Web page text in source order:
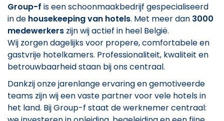
Group-f is een schoonmaakbedrijf gespecialiseerd
in de housekeeping van hotels. Met meer dan 3000
medewerkers zijn wij actief in heel België.
Wij zorgen dagelijks voor propere, comfortabele en
gastvrije hotelkamers. Professionaliteit, kwaliteit en
betrouwbaarheid staan bij ons centraal.
Dankzij onze jarenlange ervaring en gemotiveerde
teams zijn wij een vaste partner voor vele hotels in
het land. Bij Group-f staat de werknemer centraal: